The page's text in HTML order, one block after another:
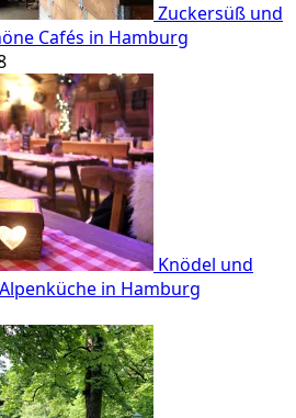
Zuckersüß und
Cafés in Hamburg
Knödel und
in Hamburg